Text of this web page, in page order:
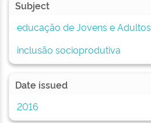
Subject
educação de Jovens e Adultos
inclusão socioprodutiva
Date issued
2016